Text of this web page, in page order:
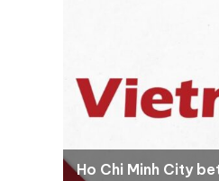
Ho Chi Minh City